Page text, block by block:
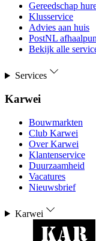
Gereedschap
Klusservice
Advies aan huis
PostNL
Bekijk alle
Services
Karwei
Bouwmarkten
Club Karwei
Over Karwei
Klantenservice
Duurzaamheid
Vacatures
Nieuwsbrief
Karwei